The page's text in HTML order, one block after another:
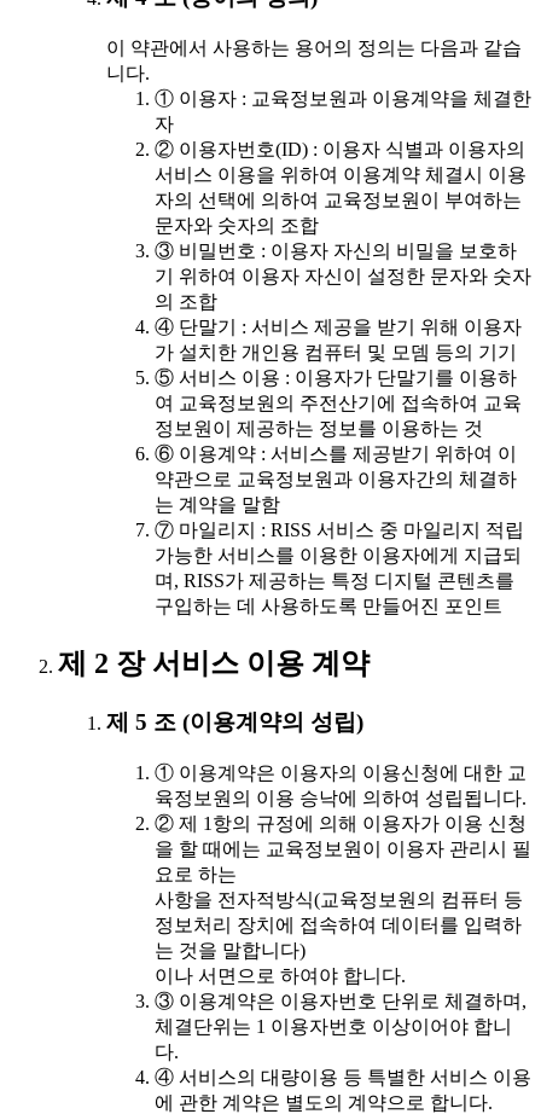
이 약관에서 사용하는 용어의 정의는 다음과 같습
니다.
① 이용자 : 교육정보원과 이용계약을 체결한
자
② 이용자번호(ID) : 이용자 식별과 이용자의
서비스 이용을 위하여 이용계약 체결시 이용
자의 선택에 의하여 교육정보원이 부여하는
문자와 숫자의 조합
③ 비밀번호 : 이용자 자신의 비밀을 보호하
기 위하여 이용자 자신이 설정한 문자와 숫자
의 조합
④ 단말기 : 서비스 제공을 받기 위해 이용자
가 설치한 개인용 컴퓨터 및 모뎀 등의 기기
⑤ 서비스 이용 : 이용자가 단말기를 이용하
여 교육정보원의 주전산기에 접속하여 교육
정보원이 제공하는 정보를 이용하는 것
⑥ 이용계약 : 서비스를 제공받기 위하여 이
약관으로 교육정보원과 이용자간의 체결하
는 계약을 말함
⑦ 마일리지 : RISS 서비스 중 마일리지 적립
가능한 서비스를 이용한 이용자에게 지급되
며, RISS가 제공하는 특정 디지털 콘텐츠를
구입하는 데 사용하도록 만들어진 포인트
제 2 장 서비스 이용 계약
제 5 조 (이용계약의 성립)
① 이용계약은 이용자의 이용신청에 대한 교
육정보원의 이용 승낙에 의하여 성립됩니다.
② 제 1항의 규정에 의해 이용자가 이용 신청
을 할 때에는 교육정보원이 이용자 관리시 필
요로 하는
사항을 전자적방식(교육정보원의 컴퓨터 등
정보처리 장치에 접속하여 데이터를 입력하
는 것을 말합니다)
이나 서면으로 하여야 합니다.
③ 이용계약은 이용자번호 단위로 체결하며,
체결단위는 1 이용자번호 이상이어야 합니
다.
④ 서비스의 대량이용 등 특별한 서비스 이용
에 관한 계약은 별도의 계약으로 합니다.